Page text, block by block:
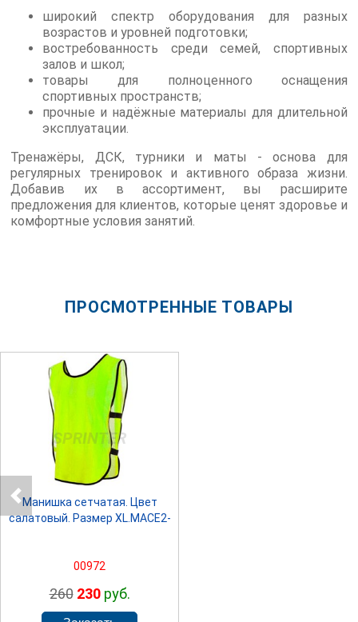
широкий спектр оборудования для разных
возрастов и уровней подготовки;
востребованность среди семей, спортивных
залов и школ;
товары для полноценного оснащения
спортивных пространств;
прочные и надёжные материалы для длительной
эксплуатации.
Тренажёры, ДСК, турники и маты - основа для
регулярных тренировок и активного образа жизни.
Добавив их в ассортимент, вы расширите
предложения для клиентов, которые ценят здоровье и
комфортные условия занятий.
ПРОСМОТРЕННЫЕ ТОВАРЫ
SPRINTER
Манишка сетчатая. Цвет
салатовый. Размер XL.MACE2-
00972
260 230руб.